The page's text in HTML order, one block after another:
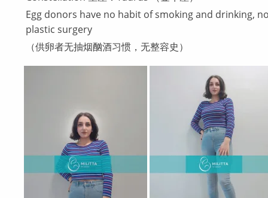
Egg donors have no habit of smoking and drinking,
plastic surgery
（供卵者无抽烟酗酒习惯，无整容史）